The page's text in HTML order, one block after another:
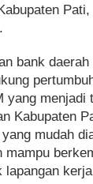
bank
yang menjadi
Kabupaten
mudah
lapangan